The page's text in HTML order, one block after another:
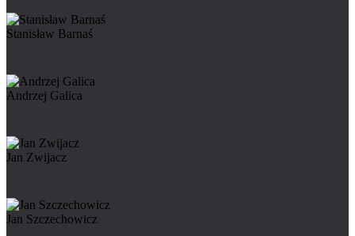
Stanisław Barnaś
Andrzej Galica
Jan Zwijacz
Jan Szczechowicz